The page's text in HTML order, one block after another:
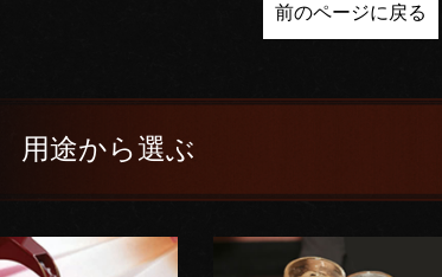
前のページに戻る
用途から選ぶ